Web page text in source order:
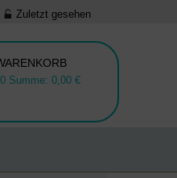
Zuletzt gesehen
0 Summe: 0,00 €